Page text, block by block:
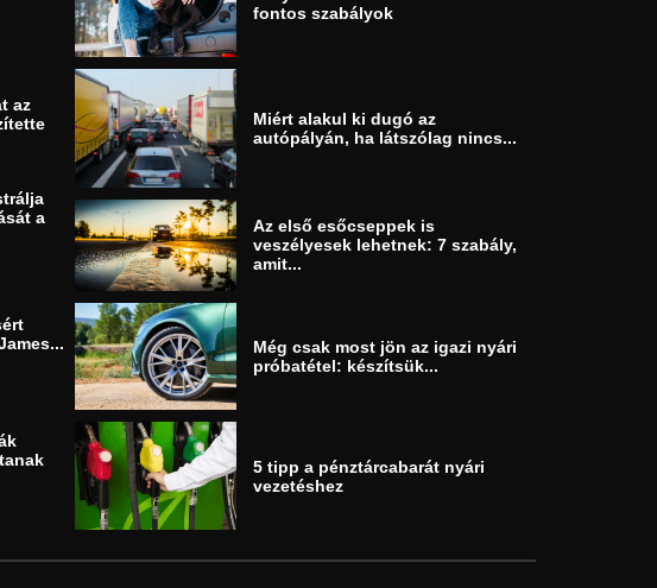
az
a
fontos szabályok
Miért alakul ki dugó az
autópályán, ha látszólag nincs...
Az első esőcseppek is
veszélyesek lehetnek: 7 szabály,
amit...
Még csak most jön az igazi nyári
próbatétel: készítsük...
5 tipp a pénztárcabarát nyári
vezetéshez